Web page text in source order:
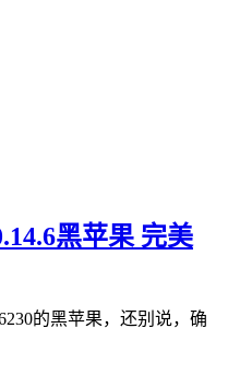
黑苹果 完美
的黑苹果，还别说，确